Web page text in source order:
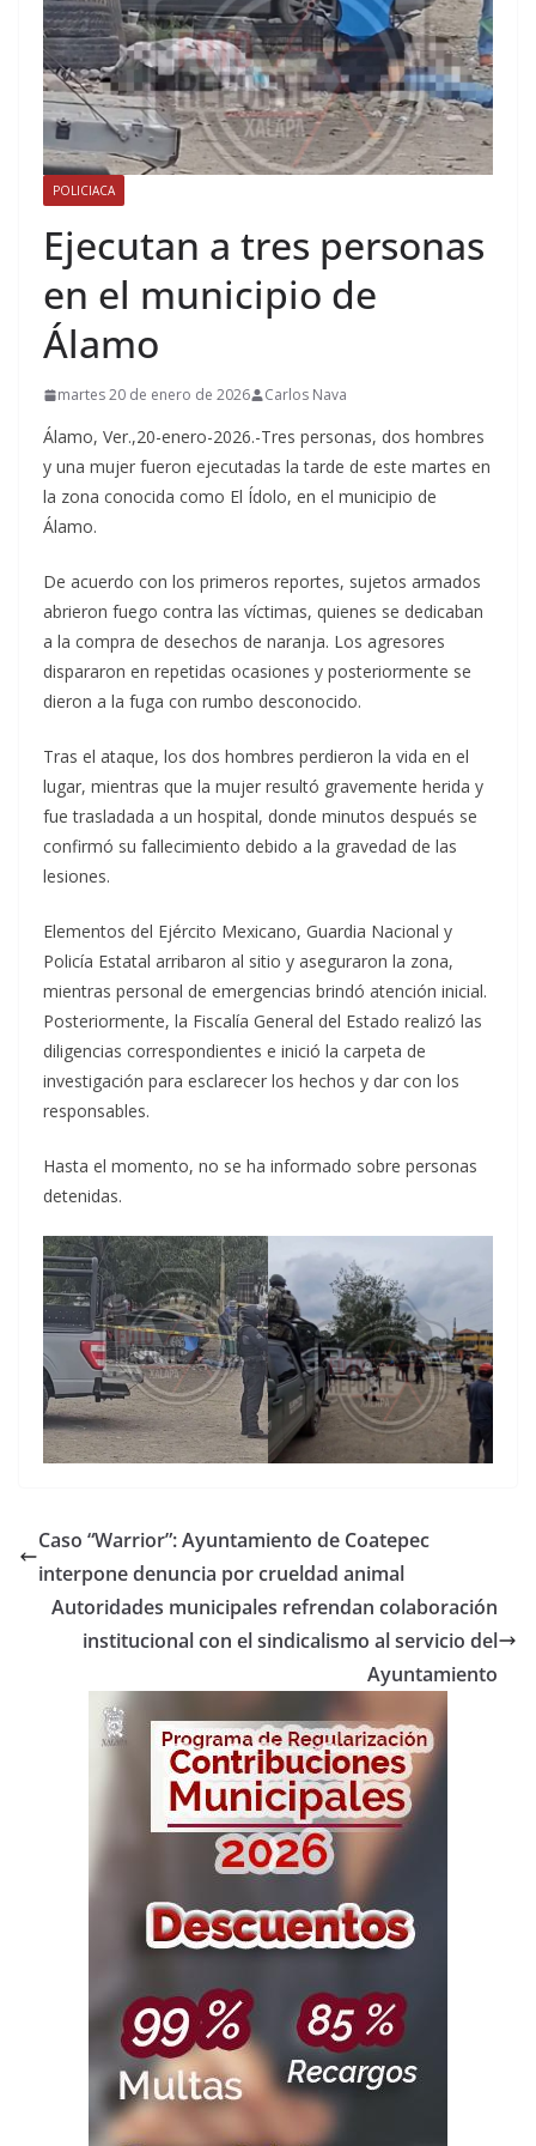
POLICIACA
Ejecutan a tres personas
en el municipio de
Álamo
martes 20 de enero de 2026 Carlos Nava
Álamo, Ver.,20-enero-2026.-Tres personas, dos hombres
y una mujer fueron ejecutadas la tarde de este martes en
la zona conocida como El Ídolo, en el municipio de
Álamo.
De acuerdo con los primeros reportes, sujetos armados
abrieron fuego contra las víctimas, quienes se dedicaban
a la compra de desechos de naranja. Los agresores
dispararon en repetidas ocasiones y posteriormente se
dieron a la fuga con rumbo desconocido.
Tras el ataque, los dos hombres perdieron la vida en el
lugar, mientras que la mujer resultó gravemente herida y
fue trasladada a un hospital, donde minutos después se
confirmó su fallecimiento debido a la gravedad de las
lesiones.
Elementos del Ejército Mexicano, Guardia Nacional y
Policía Estatal arribaron al sitio y aseguraron la zona,
mientras personal de emergencias brindó atención inicial.
Posteriormente, la Fiscalía General del Estado realizó las
diligencias correspondientes e inició la carpeta de
investigación para esclarecer los hechos y dar con los
responsables.
Hasta el momento, no se ha informado sobre personas
detenidas.
Caso “Warrior”: Ayuntamiento de Coatepec
interpone denuncia por crueldad animal
Autoridades municipales refrendan colaboración
institucional con el sindicalismo al servicio del
Ayuntamiento